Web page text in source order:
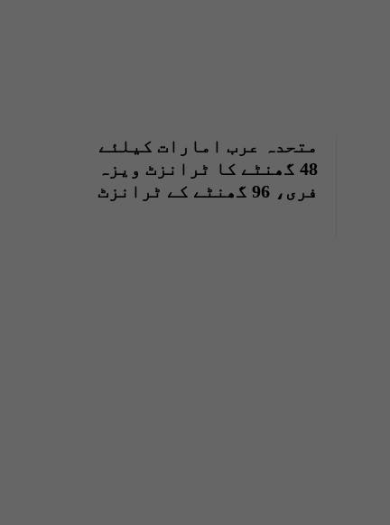
متحدہ عرب امارات کیلئے
48 گھنٹے کا ٹرانزٹ ویزہ
فری، 96 گھنٹے کے ٹرانزٹ